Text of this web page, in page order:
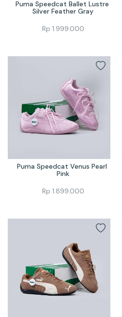
Puma Speedcat Ballet Lustre
Silver Feather Gray
Rp 1.999.000
Puma Speedcat Venus Pearl
Pink
Rp 1.899.000